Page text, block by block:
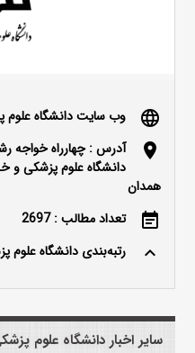
language وب سایت دانشگاه علوم
location_on
آدرس : چهارراه خواجه
دانشگاه علوم پزشکی و
همدان
event_note تعداد مطالب : 2697
keyboard_arrow_up رتبه‌بندی دانشگاه علوم
سایر اخبار دانشگاه علوم